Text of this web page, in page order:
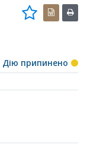
Дію припинено